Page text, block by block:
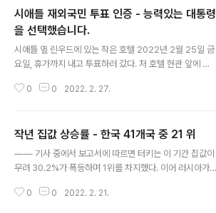
시애틀 재외국민 투표 인증 - 능력있는 대통령
을 선택했습니다.
시애틀 옆 린우드에 있는 작은 호텔 2022년 2월 25일 금
요일, 휴가까지 내고 투표하러 갔다. 저 호텔 현관 앞에 있
기를 했다.. “여러번 접었다가 펴서 반 접어서 넣어야 한
다…..” 무슨 말인지 잘 못알아 들었다… 그냥 느낌으로는
이재명 찍을것 같은 사람 잡고 무효표 만들려고 하시는 것
같은….. 그냥 그런 느낌이 들었다…. 그래도 겉으로는 “예?
열체크하고 투표소로 들어가서 잘 기표하고… 절반을 접지
0 0 2022. 2. 27.
작년 집값 상승률 - 한국 41개국 중 21 위
—— 기사 중에서 보고서에 따르면 터키는 이 기간 집값이
무려 30.2%가 폭등하며 1위를 차지했다. 이어 러시아가
(16.8%), 에스토니아(16.1%) 덴마크(15.7%) 등이 모두
0 0 2022. 2. 21.